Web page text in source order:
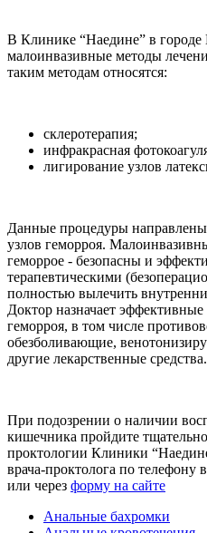
В Клинике “Наедине” в
малоинвазивные методы
таким методам относятся:
склеротерапия;
инфракрасная
лигирование узлов
Данные процедуры
узлов геморроя.
геморрое - безопасны и
терапевтическими
полностью вылечить
Доктор назначает
геморроя, в том числе
обезболивающие,
другие лекарственные средства.
При подозрении о наличии
кишечника пройдите
проктологии Клиники
врача-проктолога по телефону
или через форму на сайте
Анальные бахромки